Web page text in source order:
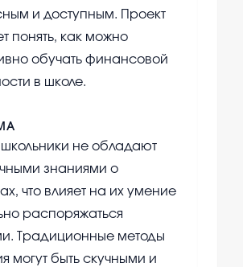
и доступным. Проект
понять, как можно
обучать финансовой
в школе.
не обладают
знаниями о
что влияет на их умение
распоряжаться
Традиционные методы
могут быть скучными и